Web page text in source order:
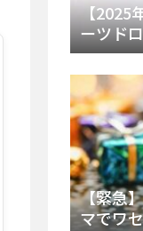
【2025
ーツド
ンでの
徹底解
【緊急
マでワ